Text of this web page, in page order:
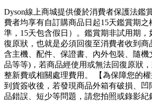
Dyson線上商城提供優於消費者保護法鑑
費者均享有自訂購商品日起15天鑑賞期
準，15天包含假日）。鑑賞期非試用期，
復原狀，也就是必須回復至消費者收到商
含主機、配件、保證書、內外包裝、隨機
品等等)，若商品經使用或無法回復原狀
整新費或相關處理費用。 【為保障您的
到貨簽收後，若發現商品外箱有破損、凹
品錯誤、短少等問題，請您拍照或錄影紀